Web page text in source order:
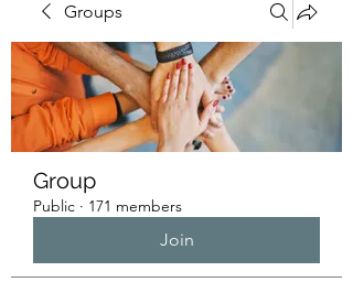
Groups
Group
Public · 171 members
Join